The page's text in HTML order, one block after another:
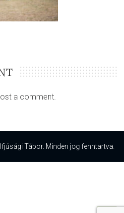
a comment.
Tábor. Minden jog fenntartva.